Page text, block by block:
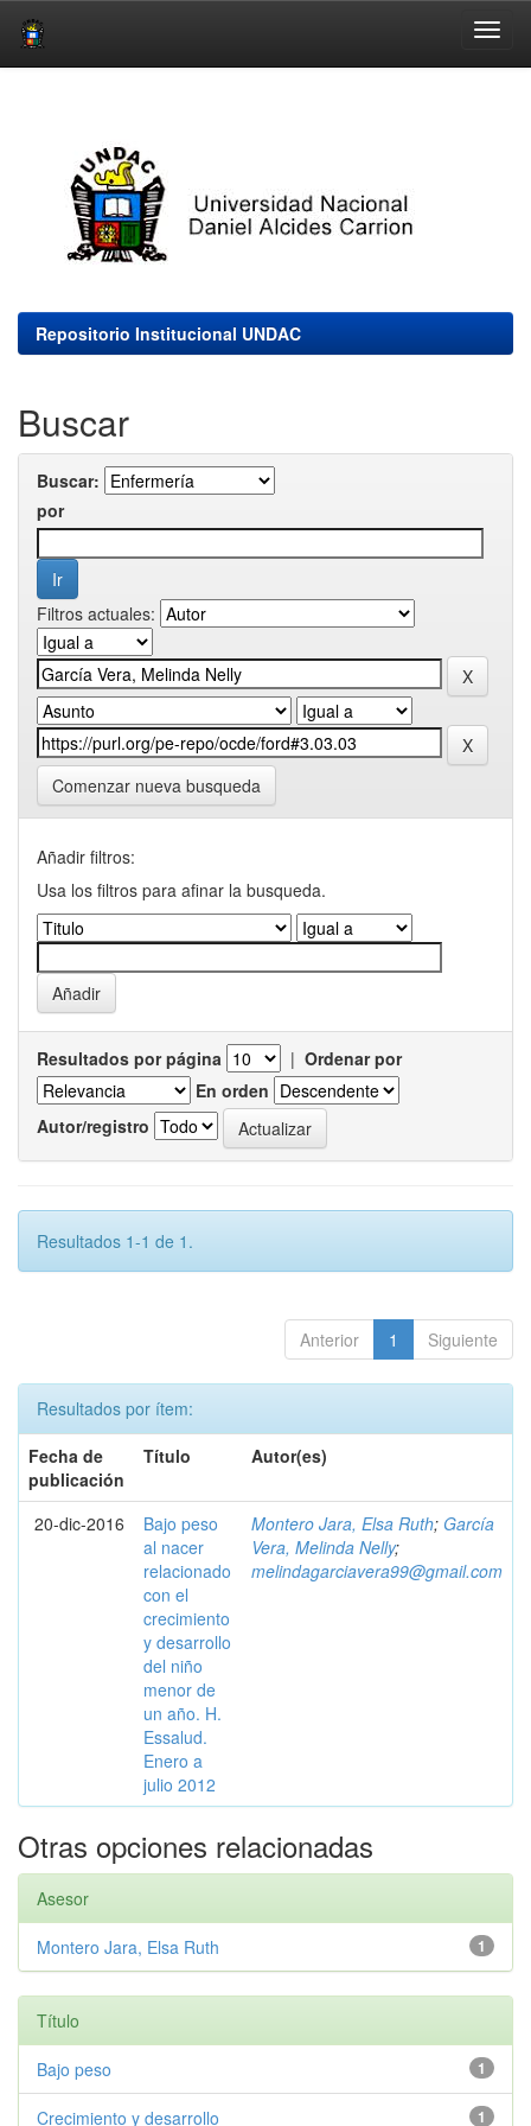
Repositorio Institucional UNDAC
Buscar
Buscar:
por
Filtros actuales:
Comenzar nueva busqueda
Añadir filtros:
Usa los filtros para afinar la busqueda.
Resultados por página | Ordenar por
En orden
Autor/registro
Resultados 1-1 de 1.
Anterior 1 Siguiente
Resultados por ítem:
Fecha de
publicación
Título Autor(es)
20-dic-2016
Bajo peso
al nacer
relacionado
con el
crecimiento
y desarrollo
del niño
menor de
un año. H.
Essalud.
Enero a
julio 2012
Montero Jara, Elsa Ruth; García
Vera, Melinda Nelly;
melindagarciavera99@gmail.com
Otras opciones relacionadas
Asesor
1
Montero Jara, Elsa Ruth
Título
1
Bajo peso
1
Crecimiento y desarrollo